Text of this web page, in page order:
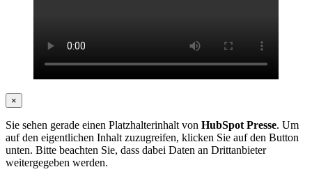
×
Sie sehen gerade einen Platzhalterinhalt von HubSpot Presse. Um
auf den eigentlichen Inhalt zuzugreifen, klicken Sie auf den Button
unten. Bitte beachten Sie, dass dabei Daten an Drittanbieter
weitergegeben werden.